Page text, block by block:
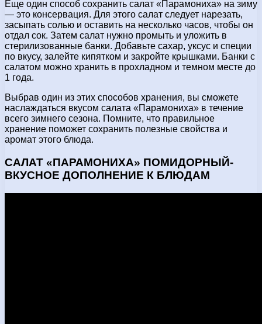
Еще один способ сохранить салат «Парамониха» на зиму
— это консервация. Для этого салат следует нарезать,
засыпать солью и оставить на несколько часов, чтобы он
отдал сок. Затем салат нужно промыть и уложить в
стерилизованные банки. Добавьте сахар, уксус и специи
по вкусу, залейте кипятком и закройте крышками. Банки с
салатом можно хранить в прохладном и темном месте до
1 года.
Выбрав один из этих способов хранения, вы сможете
наслаждаться вкусом салата «Парамониха» в течение
всего зимнего сезона. Помните, что правильное
хранение поможет сохранить полезные свойства и
аромат этого блюда.
САЛАТ «ПАРАМОНИХА» ПОМИДОРНЫЙ-
ВКУСНОЕ ДОПОЛНЕНИЕ К БЛЮДАМ